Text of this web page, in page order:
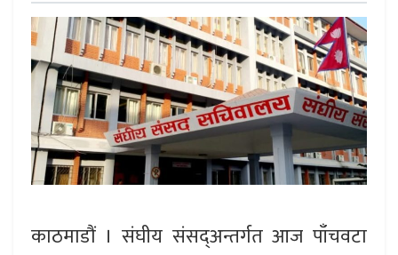
काठमाडौं । संघीय संसद्अन्तर्गत आज पाँचवटा